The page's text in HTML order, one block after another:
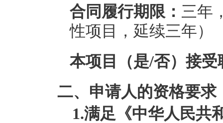
合同履行期限： 三年
性项目，延续三年）
本项目（是/否）接
二、申请人的资格要求
1.满足《中华人民共